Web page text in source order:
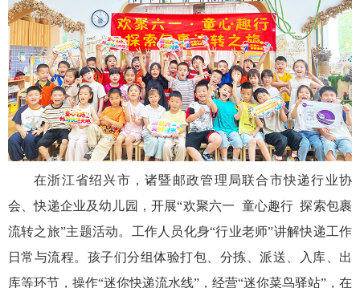
在浙江省绍兴市，诸暨邮政管理局联合市快递行业协
会、快递企业及幼儿园，开展“欢聚六一 童心趣行 探索包裹
流转之旅”主题活动。工作人员化身“行业老师”讲解快递工作
日常与流程。孩子们分组体验打包、分拣、派送、入库、出
库等环节，操作“迷你快递流水线”，经营“迷你菜鸟驿站”，在